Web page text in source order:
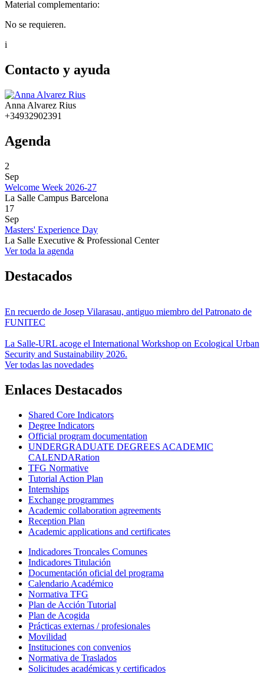
Material complementario:
No se requieren.
i
Contacto y ayuda
Anna Alvarez Rius
+34932902391
Agenda
2
Sep
Welcome Week 2026-27
La Salle Campus Barcelona
17
Sep
Masters' Experience Day
La Salle Executive & Professional Center
Ver toda la agenda
Destacados
En recuerdo de Josep Vilarasau, antiguo miembro del Patronato de
FUNITEC
La Salle-URL acoge el International Workshop on Ecological Urban
Security and Sustainability 2026.
Ver todas las novedades
Enlaces Destacados
Shared Core Indicators
Degree Indicators
Official program documentation
UNDERGRADUATE DEGREES ACADEMIC
CALENDARation
TFG Normative
Tutorial Action Plan
Internships
Exchange programmes
Academic collaboration agreements
Reception Plan
Academic applications and certificates
Indicadores Troncales Comunes
Indicadores Titulación
Documentación oficial del programa
Calendario Académico
Normativa TFG
Plan de Acción Tutorial
Plan de Acogida
Prácticas externas / profesionales
Movilidad
Instituciones con convenios
Normativa de Traslados
Solicitudes académicas y certificados